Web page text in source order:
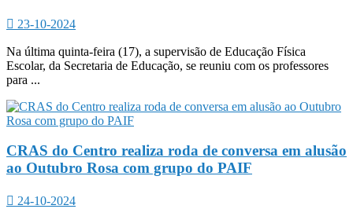
23-10-2024
Na última quinta-feira (17), a supervisão de Educação Física
Escolar, da Secretaria de Educação, se reuniu com os professores
para ...
CRAS do Centro realiza roda de conversa em alusão
ao Outubro Rosa com grupo do PAIF
24-10-2024